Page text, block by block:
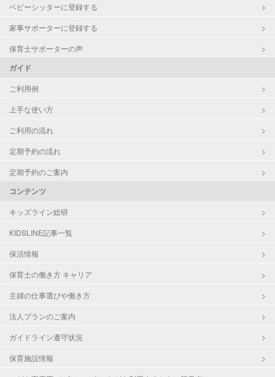
ベビーシッターに登録する
家事サポーターに登録する
保育士サポーターの声
ガイド
ご利用例
上手な使い方
ご利用の流れ
定期予約の流れ
定期予約のご案内
コンテンツ
キッズライン総研
KIDSLINE記事一覧
保活情報
保育士の働き方 キャリア
主婦の仕事選びや働き方
法人プランのご案内
ガイドライン遵守状況
保育施設情報